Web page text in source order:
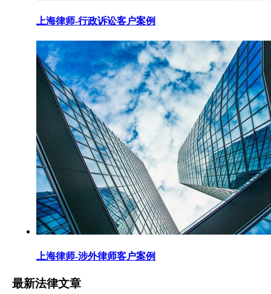
上海律师-行政诉讼客户案例
上海律师-涉外律师客户案例
最新法律文章